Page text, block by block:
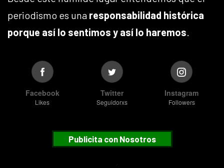
periodismo es una responsabilidad histórica
porque así lo sentimos y así lo haremos.
Facebook
Likes
Twitter
Seguidorxs
Instagram
Followers
Publicita con Nosotros